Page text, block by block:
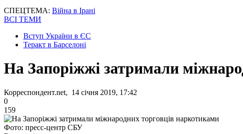
СПЕЦТЕМА: Війна в Ірані
ВСІ ТЕМИ
Вступ України в ЄС
Теракт в Барселоні
На Запоріжжі затримали
Корреспондент.net, 14 січня 2019, 17:42
0
159
Фото: пресс-центр СБУ